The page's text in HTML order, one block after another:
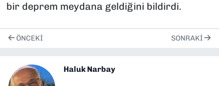
bir deprem meydana geldiğini bildirdi.
ÖNCEKI SONRAKI
Haluk Narbay